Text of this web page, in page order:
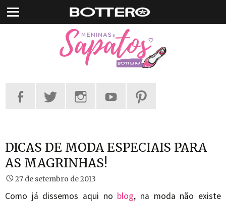
Pular
para
DICAS DE MODA ESPECIAIS PARA
AS MAGRINHAS!
27 de setembro de 2013
Como já dissemos aqui no blog, na moda não existe